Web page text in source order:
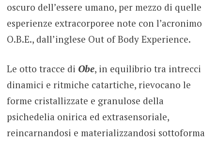
oscuro dell’essere umano, per mezzo di quelle
esperienze extracorporee note con l’acronimo
O.B.E., dall’inglese Out of Body Experience.
Le otto tracce di Obe, in equilibrio tra intrecci
dinamici e ritmiche catartiche, rievocano le
forme cristallizzate e granulose della
psichedelia onirica ed extrasensoriale,
reincarnandosi e materializzandosi sottoforma